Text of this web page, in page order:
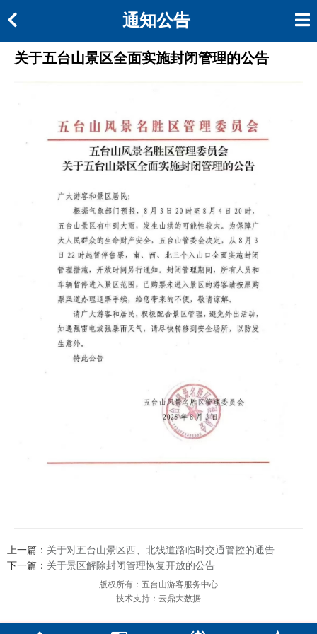
通知公告
关于五台山景区全面实施封闭管理的公告
上一篇： 关于对五台山景区西、北线道路临时交通管控的通告 ​​​
下一篇： 关于景区解除封闭管理恢复开放的公告
版权所有：五台山游客服务中心
技术支持：云鼎大数据